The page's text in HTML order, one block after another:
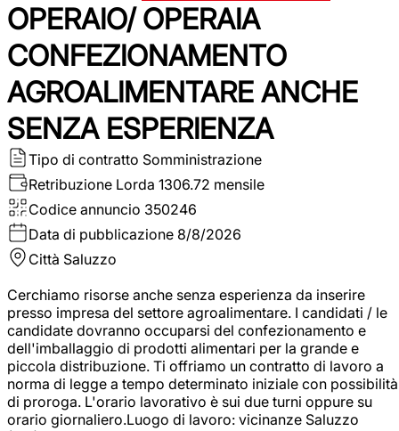
OPERAIO/ OPERAIA
CONFEZIONAMENTO
AGROALIMENTARE ANCHE
SENZA ESPERIENZA
Tipo di contratto Somministrazione
Retribuzione Lorda 1306.72 mensile
Codice annuncio 350246
Data di pubblicazione 8/8/2026
Città Saluzzo
Cerchiamo risorse anche senza esperienza da inserire
presso impresa del settore agroalimentare. I candidati / le
candidate dovranno occuparsi del confezionamento e
dell'imballaggio di prodotti alimentari per la grande e
piccola distribuzione. Ti offriamo un contratto di lavoro a
norma di legge a tempo determinato iniziale con possibilità
di proroga. L'orario lavorativo è sui due turni oppure su
orario giornaliero.Luogo di lavoro: vicinanze Saluzzo